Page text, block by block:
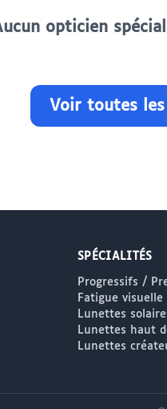
opticien
Voir toutes les
SPÉCIALITÉS
Progressifs /
Fatigue visuelle
Lunettes
Lunettes haut
Lunettes